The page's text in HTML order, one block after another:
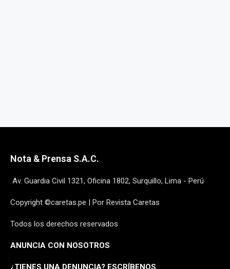
Nota & Prensa S.A.C.
Av. Guardia Civil 1321, Oficina 1802, Surquillo, Lima - Perú
Copyright ©caretas.pe | Por Revista Caretas
Todos los derechos reservados
ANUNCIA CON NOSOTROS
¿TIENES UNA DENUNCIA? ESCRÍBENOS